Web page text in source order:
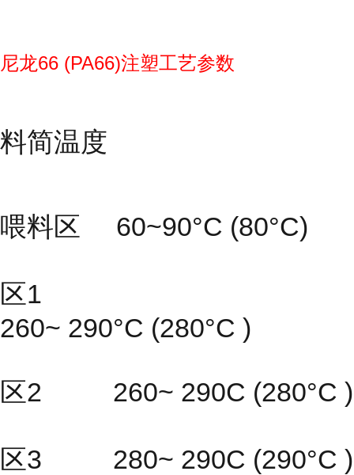
尼龙66 (PA66)注塑工艺参数
料简温度
喂料区 60~90°C (80°C)
区1
260~ 290°C (280°C )
区2 260~ 290C (280°C )
区3 280~ 290C (290°C )